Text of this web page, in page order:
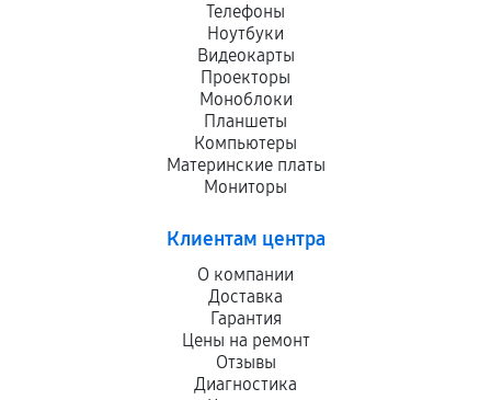
Телефоны
Ноутбуки
Видеокарты
Проекторы
Моноблоки
Планшеты
Компьютеры
Материнские платы
Мониторы
Клиентам центра
О компании
Доставка
Гарантия
Цены на ремонт
Отзывы
Диагностика